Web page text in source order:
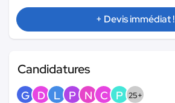
+ Devis immédiat !
Candidatures
G D L P N C P 25+